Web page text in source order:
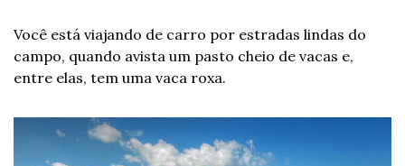
Você está viajando de carro por estradas lindas do
campo, quando avista um pasto cheio de vacas e,
entre elas, tem uma vaca roxa.